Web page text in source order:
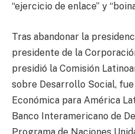
“ejercicio de enlace” y
Tras abandonar la
presidente de la
presidió la Comisión
sobre Desarrollo Social,
Económica para América
Banco Interamericano de